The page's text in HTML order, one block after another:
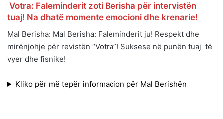
Votra: Faleminderit zoti Berisha për intervistën
tuaj! Na dhatë momente emocioni dhe krenarie!
Mal Berisha: Mal Berisha: Faleminderit ju! Respekt dhe
mirënjohje për revistën “Votra”! Suksese në punën tuaj të
vyer dhe fisnike!
Kliko për më tepër informacion për Mal Berishën